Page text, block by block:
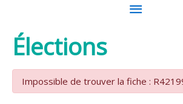
MENU
Élections
Impossible de trouver la fiche :